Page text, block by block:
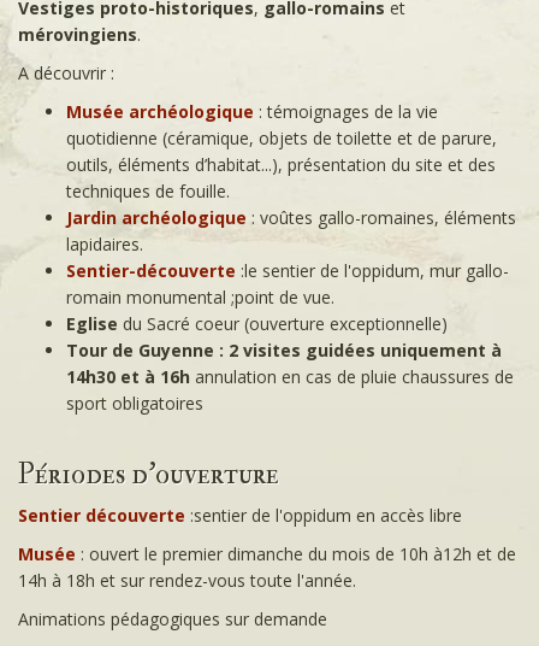
Vestiges proto-historiques, gallo-romains et
mérovingiens.
A découvrir :
Musée archéologique : témoignages de la vie
quotidienne (céramique, objets de toilette et de parure,
outils, éléments d’habitat...), présentation du site et des
techniques de fouille.
Jardin archéologique : voûtes gallo-romaines, éléments
lapidaires.
Sentier-découverte :le sentier de l'oppidum, mur gallo-
romain monumental ;point de vue.
Eglise du Sacré coeur (ouverture exceptionnelle)
Tour de Guyenne : 2 visites guidées uniquement à
14h30 et à 16h annulation en cas de pluie chaussures de
sport obligatoires
Périodes d'ouverture
Sentier découverte :sentier de l'oppidum en accès libre
Musée : ouvert le premier dimanche du mois de 10h à12h et de
14h à 18h et sur rendez-vous toute l'année.
Animations pédagogiques sur demande